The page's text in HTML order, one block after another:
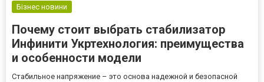
Бізнес новини
Почему стоит выбрать стабилизатор
Инфинити Укртехнология: преимущества
и особенности модели
Стабильное напряжение – это основа надежной и безопасной